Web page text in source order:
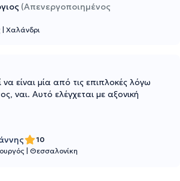
(Απενεργοποιημένος
Χαλάνδρι
είναι μία από τις επιπλοκές λόγω
ναι. Αυτό ελέγχεται με αξονική
10
Θεσσαλονίκη